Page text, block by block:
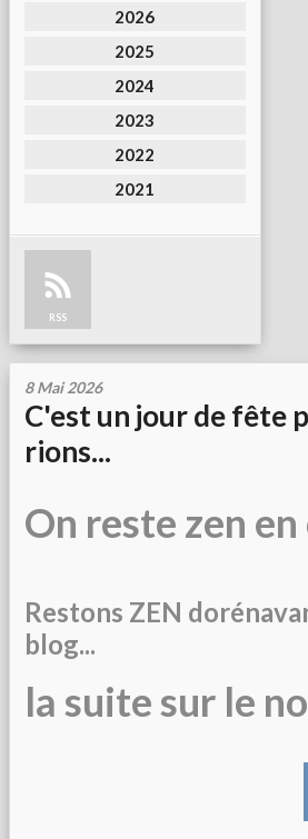
2026
2025
2024
2023
2022
2021
RSS
8 Mai 2026
C'est un jour de fête
rions...
On reste zen
Restons ZEN
blog...
la suite sur le